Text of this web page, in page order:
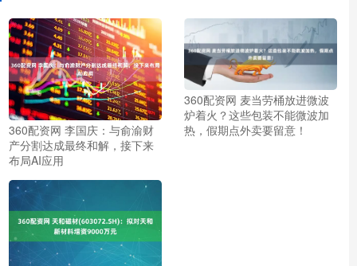
360配资网 李国庆：与俞渝财
产分割达成最终和解，接下来
布局AI应用
360配资网 麦当劳桶放进微波
炉着火？这些包装不能微波加
热，假期点外卖要留意！